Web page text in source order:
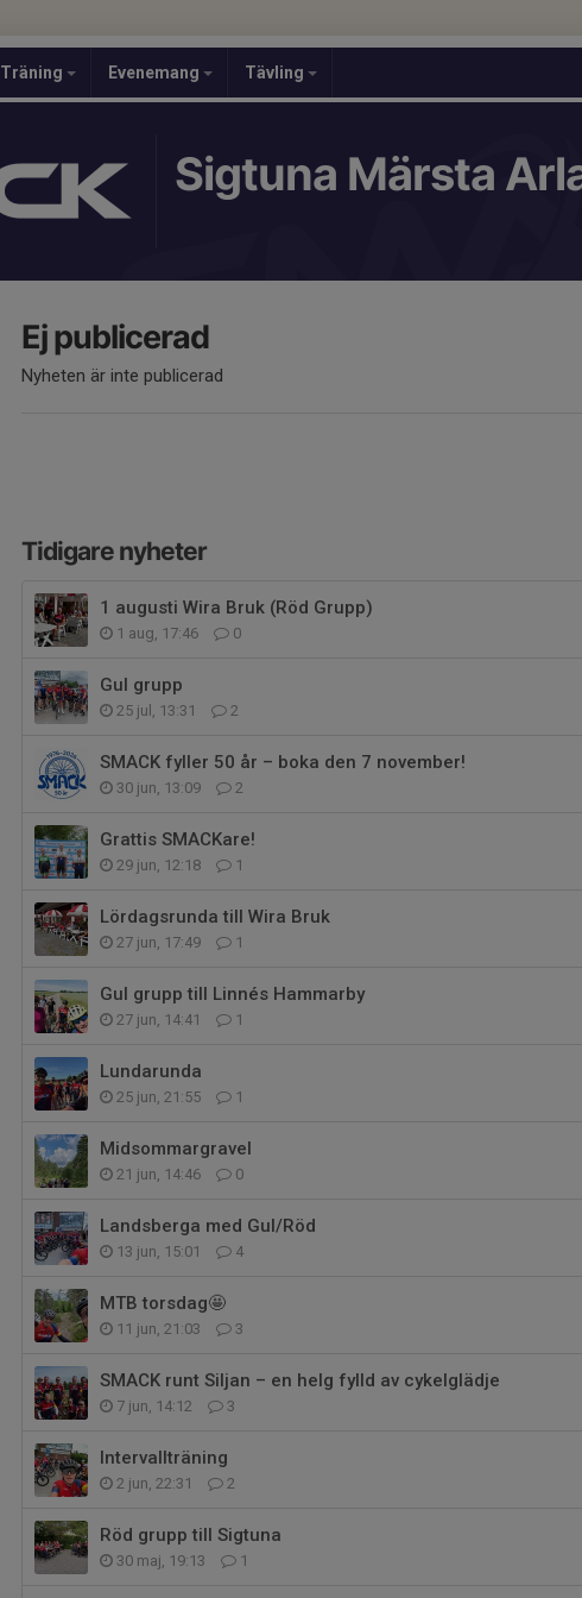
Träning Evenemang Tävling
Sigtuna Märsta
Ej publicerad
Nyheten är inte publicerad
Tidigare nyheter
1 augusti Wira Bruk (Röd Grupp)
1 aug, 17:46 0
Gul grupp
25 jul, 13:31 2
SMACK fyller 50 år – boka den 7 november!
30 jun, 13:09 2
Grattis SMACKare!
29 jun, 12:18 1
Lördagsrunda till Wira Bruk
27 jun, 17:49 1
Gul grupp till Linnés Hammarby
27 jun, 14:41 1
Lundarunda
25 jun, 21:55 1
Midsommargravel
21 jun, 14:46 0
Landsberga med Gul/Röd
13 jun, 15:01 4
MTB torsdag🤩
11 jun, 21:03 3
SMACK runt Siljan – en helg fylld av cykelglädje
7 jun, 14:12 3
Intervallträning
2 jun, 22:31 2
Röd grupp till Sigtuna
30 maj, 19:13 1